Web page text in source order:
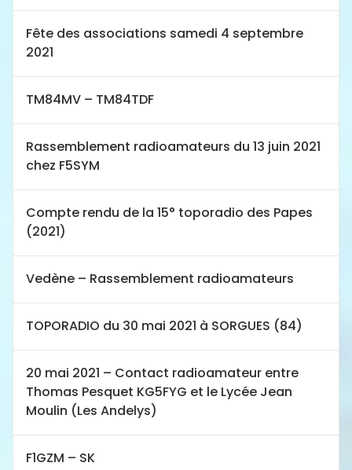
Fête des associations samedi 4 septembre
2021
TM84MV – TM84TDF
Rassemblement radioamateurs du 13 juin 2021
chez F5SYM
Compte rendu de la 15° toporadio des Papes
(2021)
Vedène – Rassemblement radioamateurs
TOPORADIO du 30 mai 2021 à SORGUES (84)
20 mai 2021 – Contact radioamateur entre
Thomas Pesquet KG5FYG et le Lycée Jean
Moulin (Les Andelys)
F1GZM – SK